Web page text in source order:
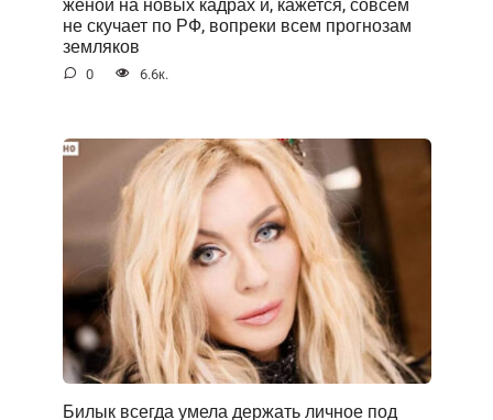
женой на новых кадрах и, кажется, совсем
не скучает по РФ, вопреки всем прогнозам
земляков
0 6.6к.
Билык всегда умела держать личное под